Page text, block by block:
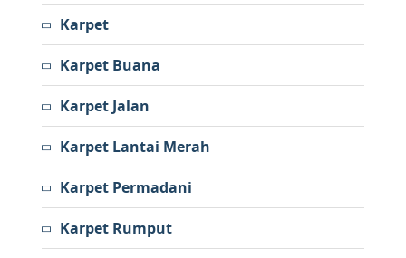
Karpet
Karpet Buana
Karpet Jalan
Karpet Lantai Merah
Karpet Permadani
Karpet Rumput